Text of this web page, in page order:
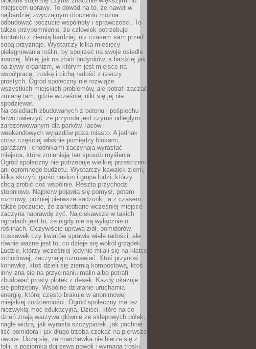
miejscem uprawy. To dowód na to, że nawet w
najbardziej zwyczajnym otoczeniu można
odbudować poczucie wspólnoty i sprawczości. To
także przypomnienie, że człowiek potrzebuje
kontaktu z ziemią bardziej, niż czasem sam przed
sobą przyznaje. Wystarczy kilka miesięcy
pielęgnowania roślin, by spojrzeć na swoje osiedle
inaczej. Mniej jak na zbiór budynków, a bardziej jak
na żywy organizm, w którym jest miejsce na
współpracę, troskę i cichą radość z rzeczy
prostych. Ogród społeczny nie rozwiąże
wszystkich miejskich problemów, ale potrafi zacząć
zmianę tam, gdzie wcześniej nikt się jej nie
spodziewał.
Na osiedlach zbudowanych z betonu i pośpiechu
łatwo uwierzyć, że przyroda jest czymś odległym,
zarezerwowanym dla parków, lasów i
weekendowych wyjazdów poza miasto. A jednak
coraz częściej właśnie pomiędzy blokami,
garażami i chodnikami zaczynają wyrastać
miejsca, które zmieniają ten sposób myślenia.
Ogród społeczny nie potrzebuje wielkiej przestrzeni
ani ogromnego budżetu. Wystarczy kawałek ziemi,
kilka skrzyń, garść nasion i grupa ludzi, którzy
chcą zrobić coś wspólnie. Reszta przychodzi
stopniowo. Najpierw pojawia się pomysł, potem
rozmowy, później pierwsze sadzonki, a z czasem
także poczucie, że zaniedbane wcześniej miejsce
zaczyna naprawdę żyć. Najciekawsze w takich
ogrodach jest to, że nigdy nie są wyłącznie o
roślinach. Oczywiście uprawa ziół, pomidorów,
truskawek czy kwiatów sprawia wiele radości, ale
równie ważne jest to, co dzieje się wokół grządek.
Ludzie, którzy wcześniej jedynie mijali się na klatce
schodowej, zaczynają rozmawiać. Ktoś przynosi
konewkę, ktoś dzieli się ziemią kompostową, ktoś
inny zna się na przycinaniu malin albo potrafi
zbudować prosty płotek z desek. Każdy okazuje
się potrzebny. Wspólne działanie uruchamia
energię, której często brakuje w anonimowej
miejskiej codzienności. Ogród społeczny ma też
niezwykłą moc edukacyjną. Dzieci, które na co
dzień znają warzywa głównie ze sklepowych półek,
nagle widzą, jak wyrasta szczypiorek, jak pachnie
liść pomidora i jak długo trzeba czekać na pierwsze
owoce. Uczą się, że marchewka nie bierze się z
folii, a poziomka dojrzewa powoli i wymaga troski.